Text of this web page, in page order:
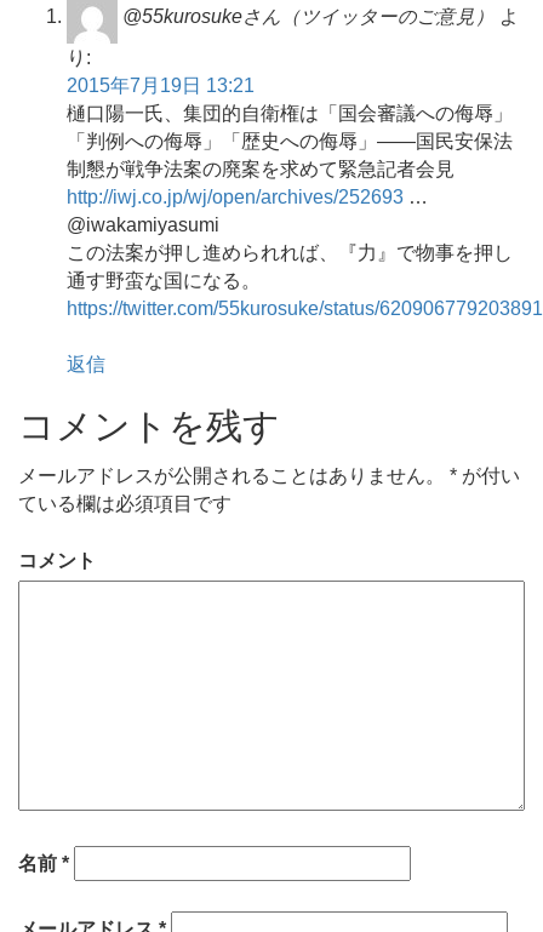
@55kurosukeさん（ツイッターのご意見）
よ
り:
2015年7月19日 13:21
樋口陽一氏、集団的自衛権は「国会審議への侮辱」
「判例への侮辱」「歴史への侮辱」――国民安保法
制懇が戦争法案の廃案を求めて緊急記者会見
http://iwj.co.jp/wj/open/archives/252693 …
@iwakamiyasumi
この法案が押し進められれば、『力』で物事を押し
通す野蛮な国になる。
https://twitter.com/55kurosuke/status/
返信
コメントを残す
メールアドレスが公開されることはありません。 * が付い
ている欄は必須項目です
コメント
名前 *